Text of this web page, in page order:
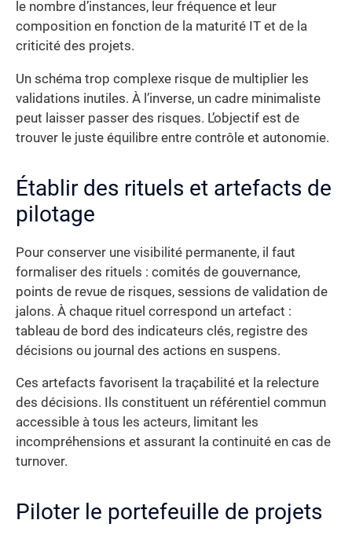
le nombre d’instances, leur fréquence et leur
composition en fonction de la maturité IT et de la
criticité des projets.
Un schéma trop complexe risque de multiplier les
validations inutiles. À l’inverse, un cadre minimaliste
peut laisser passer des risques. L’objectif est de
trouver le juste équilibre entre contrôle et autonomie.
Établir des rituels et artefacts de
pilotage
Pour conserver une visibilité permanente, il faut
formaliser des rituels : comités de gouvernance,
points de revue de risques, sessions de validation de
jalons. À chaque rituel correspond un artefact :
tableau de bord des indicateurs clés, registre des
décisions ou journal des actions en suspens.
Ces artefacts favorisent la traçabilité et la relecture
des décisions. Ils constituent un référentiel commun
accessible à tous les acteurs, limitant les
incompréhensions et assurant la continuité en cas de
turnover.
Piloter le portefeuille de projets